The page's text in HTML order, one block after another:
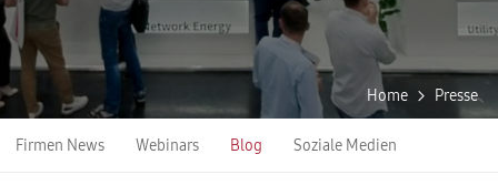
Home Presse
Firmen News Webinars Blog Soziale Medien